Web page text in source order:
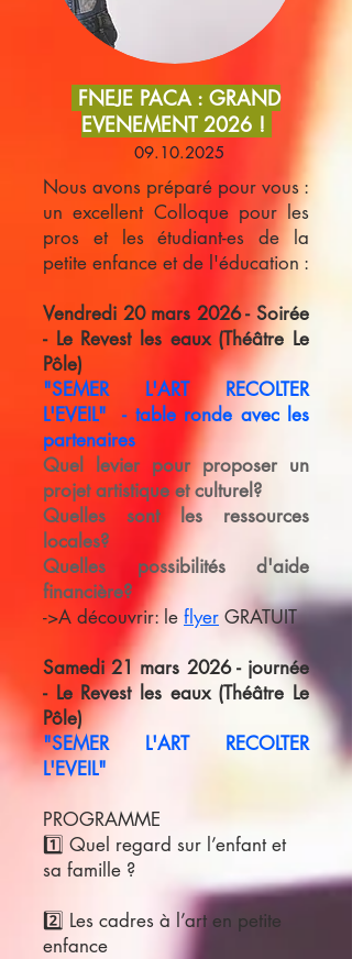
FNEJE PACA : GRAND
EVENEMENT 2026 !
09.10.2025
Nous avons préparé pour vous :
un excellent Colloque pour les
pros et les étudiant-es de la
petite enfance et de l'éducation :
Vendredi 20 mars 2026 - Soirée
- Le Revest les eaux (Théâtre Le
Pôle)
"SEMER L'ART RECOLTER
L'EVEIL" - table ronde avec les
partenaires
Quel levier pour proposer un
projet artistique et culturel?
Quelles sont les ressources
locales?
Quelles possibilités d'aide
financière?
->A découvrir: le flyer GRATUIT
Samedi 21 mars 2026 - journée
- Le Revest les eaux (Théâtre Le
Pôle)
"SEMER L'ART RECOLTER
L'EVEIL"
PROGRAMME
1️⃣ Quel regard sur l’enfant et
sa famille ?
2️⃣ Les cadres à l’art en petite
enfance